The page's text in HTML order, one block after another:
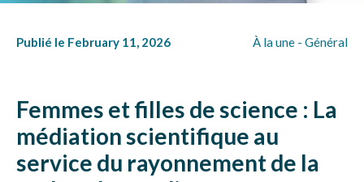
Publié le February 11, 2026 À la une - Général
Femmes et filles de science : La
médiation scientifique au
service du rayonnement de la